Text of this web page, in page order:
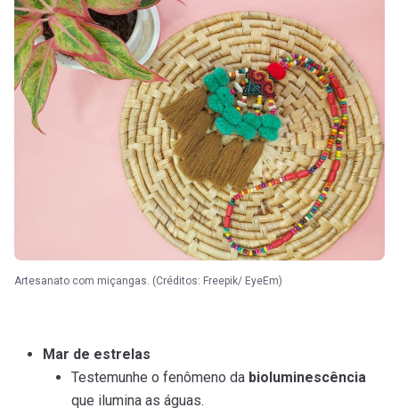
Artesanato com miçangas. (Créditos: Freepik/ EyeEm)
Mar de estrelas
Testemunhe o fenômeno da bioluminescência
que ilumina as águas.